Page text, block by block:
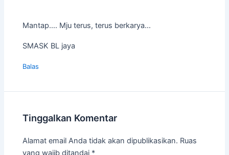
Mantap…. Mju terus, terus berkarya…
SMASK BL jaya
Balas
Tinggalkan Komentar
Alamat email Anda tidak akan dipublikasikan. Ruas
yang wajib ditandai *